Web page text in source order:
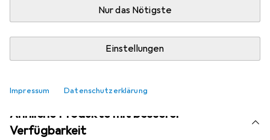
Nur das Nötigste
Einstellungen
Impressum Datenschutzerklärung
Vergleichen
Kostenloser Versand ab 30,– i
Ähnliche Produkte mit besserer
Verfügbarkeit